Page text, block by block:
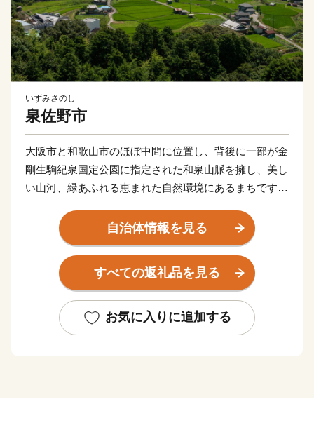
いずみさのし
泉佐野市
大阪市と和歌山市のほぼ中間に位置し、背後に一部が金
剛生駒紀泉国定公園に指定された和泉山脈を擁し、美し
い山河、緑あふれる恵まれた自然環境にあるまちです。
たが、関西国際空港の開港などに伴う人口の増加ととも
に、商業・サービス業が盛んになっています。
関空によるインパクトを最大限に活用し、世界と日本を
結ぶ玄関都市として、21世紀にふさわしい国際都市をめ
自治体情報を見る
すべての返礼品を見る
お気に入りに追加する